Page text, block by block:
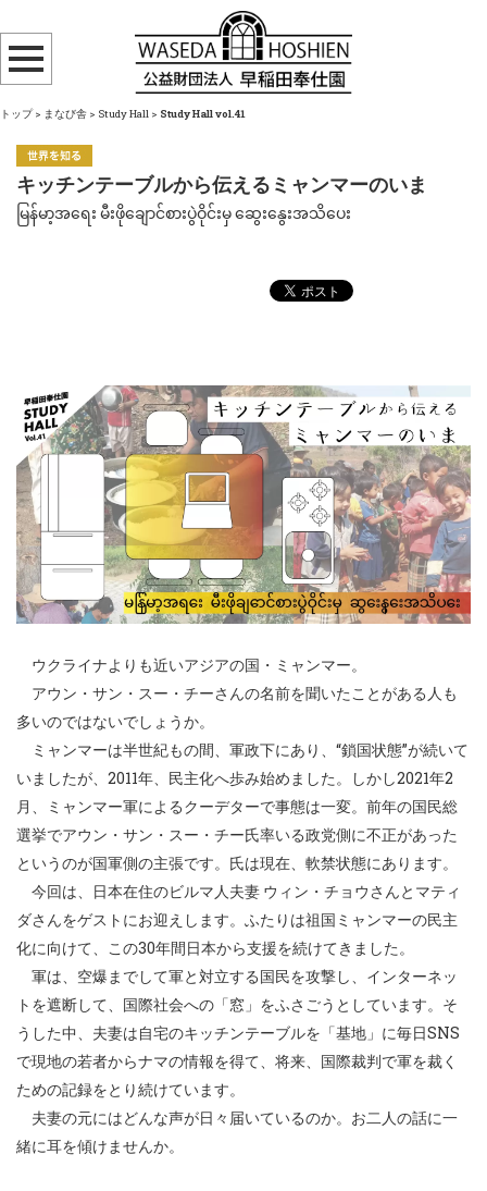
トップ> まなび舎 > Study Hall > Study Hall vol.41
キッチンテーブルから伝えるミャンマーのいま
မြန်မာ့အရေး မီးဖိုချောင်စားပွဲဝိုင်းမှ ဆွေးနွေးအသိပေး
ウクライナよりも近いアジアの国・ミャンマー。
アウン・サン・スー・チーさんの名前を聞いたことがある人も
多いのではないでしょうか。
ミャンマーは半世紀もの間、軍政下にあり、“鎖国状態”が続いて
いましたが、2011年、民主化へ歩み始めました。しかし2021年2
月、ミャンマー軍によるクーデターで事態は一変。前年の国民総
選挙でアウン・サン・スー・チー氏率いる政党側に不正があった
というのが国軍側の主張です。氏は現在、軟禁状態にあります。
今回は、日本在住のビルマ人夫妻 ウィン・チョウさんとマティ
ダさんをゲストにお迎えします。ふたりは祖国ミャンマーの民主
化に向けて、この30年間日本から支援を続けてきました。
軍は、空爆までして軍と対立する国民を攻撃し、インターネッ
トを遮断して、国際社会への「窓」をふさごうとしています。そ
うした中、夫妻は自宅のキッチンテーブルを「基地」に毎日SNS
で現地の若者からナマの情報を得て、将来、国際裁判で軍を裁く
ための記録をとり続けています。
夫妻の元にはどんな声が日々届いているのか。お二人の話に一
緒に耳を傾けませんか。